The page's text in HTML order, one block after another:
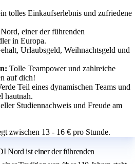
tolles Einkaufserlebnis und zufriedene
einer der führenden
in Europa.
Urlaubsgeld, Weihnachtsgeld und
Tolle Teampower und zahlreiche
auf dich!
Teil eines dynamischen Teams und
hautnah.
Studiennachweis und Freude am
zwischen 13 - 16 € pro Stunde.
Nord ist einer der führenden